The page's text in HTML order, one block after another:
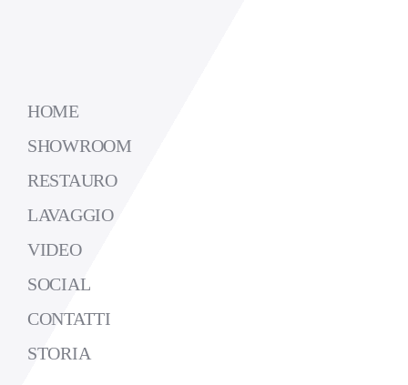
HOME
SHOWROOM
RESTAURO
LAVAGGIO
VIDEO
SOCIAL
CONTATTI
STORIA